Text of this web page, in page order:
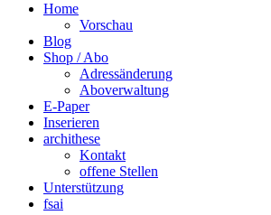
Home
Vorschau
Blog
Shop / Abo
Adressänderung
Aboverwaltung
E-Paper
Inserieren
archithese
Kontakt
offene Stellen
Unterstützung
fsai